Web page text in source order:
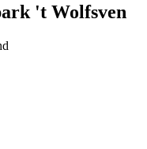
't Wolfsven